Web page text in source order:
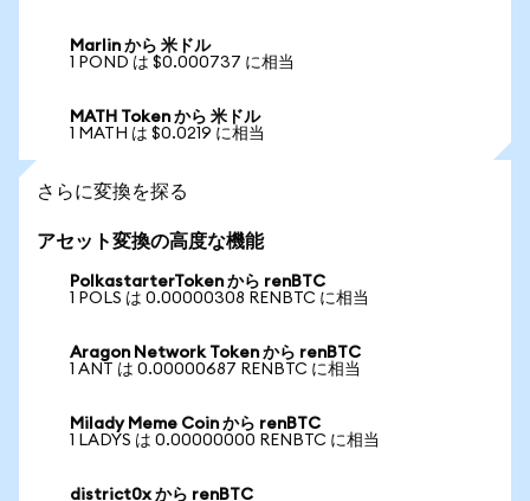
Marlin から 米ドル
1 POND は $0.000737 に相当
MATH Token から 米ドル
1 MATH は $0.0219 に相当
さらに変換を探る
アセット変換の高度な機能
PolkastarterToken から renBTC
1 POLS は 0.00000308 RENBTC に相当
Aragon Network Token から renBTC
1 ANT は 0.00000687 RENBTC に相当
Milady Meme Coin から renBTC
1 LADYS は 0.00000000 RENBTC に相当
district0x から renBTC